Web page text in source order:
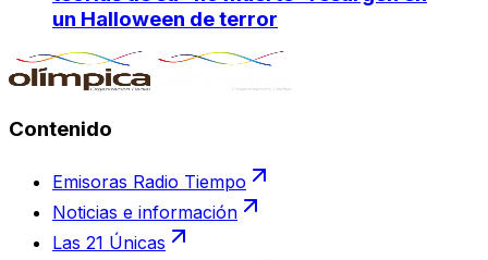
un Halloween de terror
Contenido
Emisoras Radio Tiempo
Noticias e información
Las 21 Únicas